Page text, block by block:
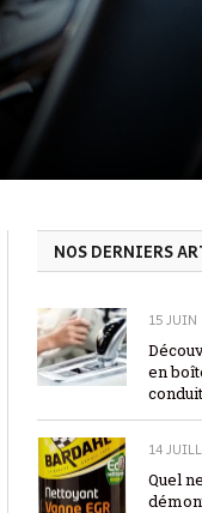
NOS DERNIERS
15 JUIN
en
14
Quel